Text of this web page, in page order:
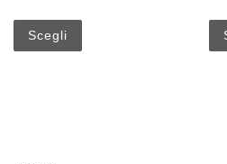
Scegli